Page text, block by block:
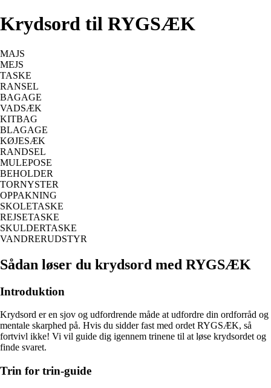
Krydsord til RYGSÆK
MAJS
MEJS
TASKE
RANSEL
BAGAGE
VADSÆK
KITBAG
BLAGAGE
KØJESÆK
RANDSEL
MULEPOSE
BEHOLDER
TORNYSTER
OPPAKNING
SKOLETASKE
REJSETASKE
SKULDERTASKE
VANDRERUDSTYR
Sådan løser du krydsord med RYGSÆK
Introduktion
Krydsord er en sjov og udfordrende måde at udfordre din ordforråd og
mentale skarphed på. Hvis du sidder fast med ordet RYGSÆK, så
fortvivl ikke! Vi vil guide dig igennem trinene til at løse krydsordet og
finde svaret.
Trin for trin-guide